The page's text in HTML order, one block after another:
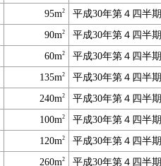
95m2
平成30年第４四半期
90m2
平成30年第４四半期
60m2
平成30年第４四半期
135m2
平成30年第４四半期
240m2
平成30年第４四半期
100m2
平成30年第４四半期
120m2
平成30年第４四半期
260m2
平成30年第４四半期